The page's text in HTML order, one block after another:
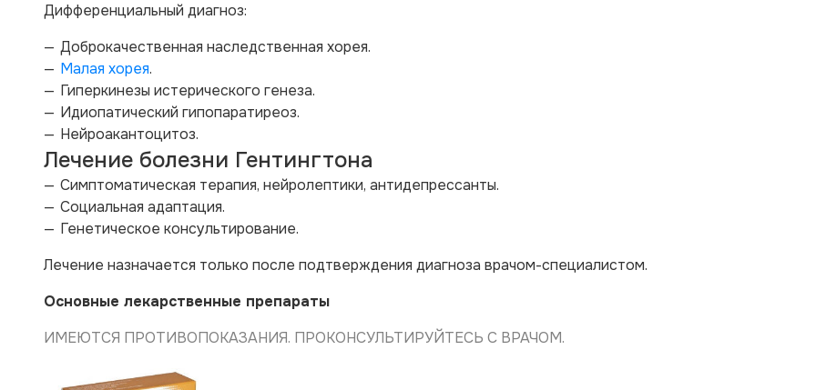
Дифференциальный диагноз:
Доброкачественная наследственная хорея.
Малая хорея.
Гиперкинезы истерического генеза.
Идиопатический гипопаратиреоз.
Нейроакантоцитоз.
Лечение болезни Гентингтона
Симптоматическая терапия, нейролептики, антидепрессанты.
Социальная адаптация.
Генетическое консультирование.
Лечение назначается только после подтверждения диагноза врачом-специалистом.
Основные лекарственные препараты
ИМЕЮТСЯ ПРОТИВОПОКАЗАНИЯ. ПРОКОНСУЛЬТИРУЙТЕСЬ С ВРАЧОМ.